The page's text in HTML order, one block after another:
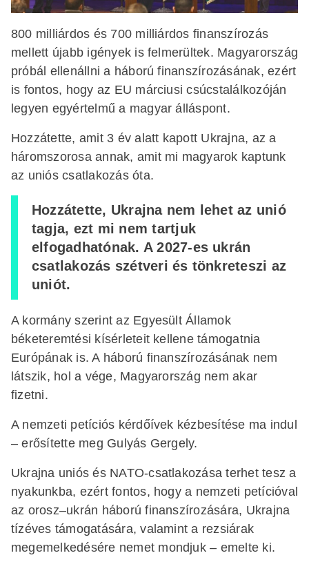
800 milliárdos és 700 milliárdos finanszírozás
mellett újabb igények is felmerültek. Magyarország
próbál ellenállni a háború finanszírozásának, ezért
is fontos, hogy az EU márciusi csúcstalálkozóján
legyen egyértelmű a magyar álláspont.
Hozzátette, amit 3 év alatt kapott Ukrajna, az a
háromszorosa annak, amit mi magyarok kaptunk
az uniós csatlakozás óta.
Hozzátette, Ukrajna nem lehet az unió
tagja, ezt mi nem tartjuk
elfogadhatónak. A 2027-es ukrán
csatlakozás szétveri és tönkreteszi az
uniót.
A kormány szerint az Egyesült Államok
béketeremtési kísérleteit kellene támogatnia
Európának is. A háború finanszírozásának nem
látszik, hol a vége, Magyarország nem akar
fizetni.
A nemzeti petíciós kérdőívek kézbesítése ma indul
– erősítette meg Gulyás Gergely.
Ukrajna uniós és NATO-csatlakozása terhet tesz a
nyakunkba, ezért fontos, hogy a nemzeti petícióval
az orosz–ukrán háború finanszírozására, Ukrajna
tízéves támogatására, valamint a rezsiárak
megemelkedésére nemet mondjuk – emelte ki.